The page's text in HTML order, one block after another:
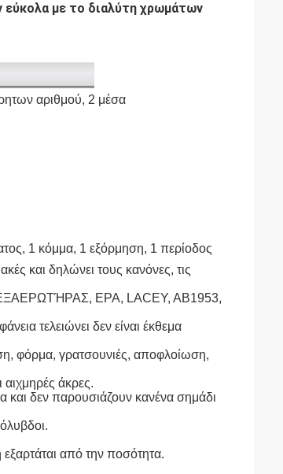
εύκολα με το διαλύτη χρωμάτων
αριθμού, 2 μέσα
1 κόμμα, 1 εξόρμηση, 1 περίοδος
και δηλώνει τους κανόνες, τις
EPA, LACEY, AB1953,
τελειώνει δεν είναι έκθεμα
φόρμα, γρατσουνιές, αποφλοίωση,
αιχμηρές άκρες.
και δεν παρουσιάζουν κανένα σημάδι
εξαρτάται από την ποσότητα.